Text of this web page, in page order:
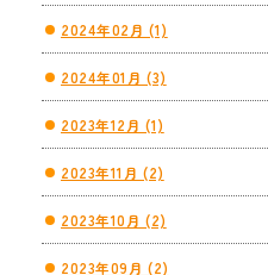
2024年02月 (1)
2024年01月 (3)
2023年12月 (1)
2023年11月 (2)
2023年10月 (2)
2023年09月 (2)